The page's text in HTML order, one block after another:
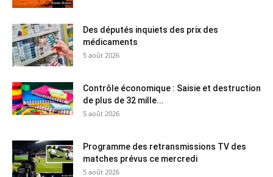
Des députés inquiets des prix des
médicaments
5 août 2026
Contrôle économique : Saisie et destruction
de plus de 32 mille...
5 août 2026
Programme des retransmissions TV des
matches prévus ce mercredi
5 août 2026